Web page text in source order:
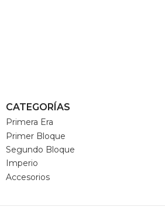
CATEGORÍAS
Primera Era
Primer Bloque
Segundo Bloque
Imperio
Accesorios